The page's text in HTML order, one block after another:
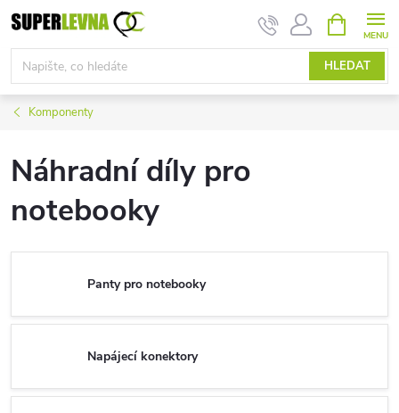
Přejít
na
obsah
HLEDAT
NÁKUPNÍ
KOŠÍK
Komponenty
Náhradní díly pro
notebooky
Panty pro notebooky
Napájecí konektory